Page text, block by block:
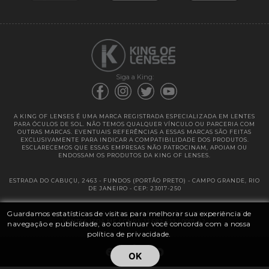
Guardamos estatísticas de visitas para melhorar sua experiência de
navegação e publicidade, ao continuar você concorda com a nossa
política de privacidade.
OK
Siga a King:
A KING OF LENSES É UMA MARCA REGISTRADA ESPECIALIZADA EM LENTES
PARA ÓCULOS DE SOL. NÃO TEMOS QUALQUER VÍNCULO OU PARCERIA COM
OUTRAS MARCAS. EVENTUAIS REFERÊNCIAS A ESSAS MARCAS SÃO FEITAS
EXCLUSIVAMENTE PARA INDICAR A COMPATIBILIDADE DOS PRODUTOS.
ESCLARECEMOS QUE ESSAS EMPRESAS NÃO PATROCINAM, APOIAM OU
ENDOSSAM OS PRODUTOS DA KING OF LENSES.
ESTRADA DO CABUÇU, 2463 - FUNDOS (PORTÃO PRETO) - CAMPO GRANDE, RIO
DE JANEIRO - CEP: 23017-250
@ 2025 | KING OF LENSES - KING OF IMPORTAÇÃO E DISTRIBUIÇÃO DE
LENTES LTDA ME | CNPJ: 13.682.533 / 0001-42